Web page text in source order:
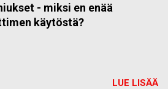
- miksi en enää
käytöstä?
LUE LISÄÄ